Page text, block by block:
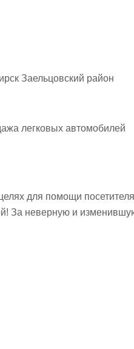
Заельцовский район
легковых автомобилей
для помощи
За неверную и